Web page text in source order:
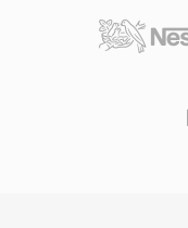
yerel olarak
mobil cihazlar
mobil kayıt
kazanarak bant
televizyon